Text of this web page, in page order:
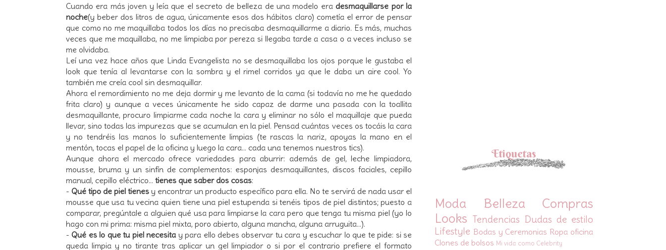
Cuando era más joven y leía que el secreto de belleza de una modelo eradesmaquillarse por la
noche(y beber dos litros de agua, únicamente esos dos hábitos claro) cometía el error de pensar
que como no me maquillaba todos los días no precisaba desmaquillarme a diario. Es más, muchas
veces que me maquillaba, no me limpiaba por pereza si llegaba tarde a casa o a veces incluso se
me olvidaba.
Leí una vez hace años que Linda Evangelista no se desmaquillaba los ojos porque le gustaba el
look que tenía al levantarse con la sombra y el rimel corridos ya que le daba un aire cool. Yo
también me creía cool sin desmaquillar.
Ahora el remordimiento no me deja dormir y me levanto de la cama (si todavía no me he quedado
frita claro) y aunque a veces únicamente he sido capaz de darme una pasada con la toallita
desmaquillante, procuro limpiarme cada noche la cara y eliminar no sólo el maquillaje que pueda
llevar, sino todas las impurezas que se acumulan en la piel. Pensad cuántas veces os tocáis la cara
y no tendréis las manos lo suficientemente limpias (te rascas la nariz, apoyas la mano en el
mentón, tocas el papel de la oficina y luego la cara... cada una tenemos nuestros tics).
Aunque ahora el mercado ofrece variedades para aburrir: además de gel, leche limpiadora,
mousse, bruma y un sinfín de complementos: esponjas desmaquillantes, discos faciales, cepillo
manual, cepillo eléctrico... tienes que saber dos cosas:
- Qué tipo de piel tienes y encontrar un producto específico para ella. No te servirá de nada usar el
mousse que usa tu vecina quien tiene una piel estupenda si tenéis tipos de piel distintos; puesto a
comparar, pregúntale a alguien qué usa para limpiarse la cara pero que tenga tu misma piel (yo lo
hago con mi prima: misma piel mixta, poro abierto, alguna mancha, alguna arruguita...).
-Qué es lo que tu piel necesita y para ello debes observar tu cara y escuchar lo que te pide: si se
queda limpia y no tirante tras aplicar un gel limpiador o si por el contrario prefiere el formato
Etiquetas
Moda Belleza
Compras
Looks Tendencias Dudas de estilo
Lifestyle Bodas y Ceremonias Ropa oficina
Clones de bolsos Mi vida como Celebrity